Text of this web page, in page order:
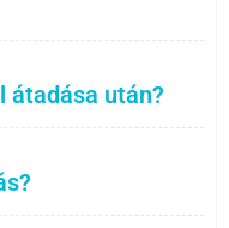
átadása után?